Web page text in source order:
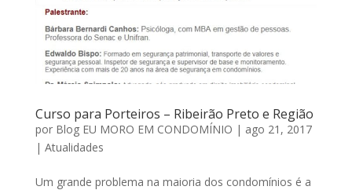
Curso para Porteiros – Ribeirão Preto e Região
por Blog EU MORO EM CONDOMÍNIO | ago 21, 2017
| Atualidades
Um grande problema na maioria dos condomínios é a